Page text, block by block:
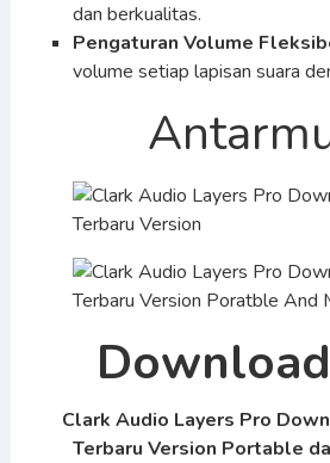
dan berkualitas.
Pengaturan Volume
volume setiap lapisan suara
Clark Audio Layers Pro
Terbaru Version Portable